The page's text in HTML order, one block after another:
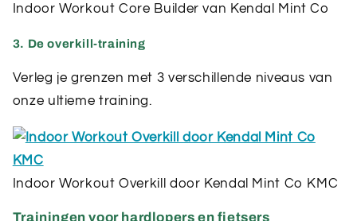
Indoor Workout Core Builder van Kendal Mint Co
3. De overkill-training
Verleg je grenzen met 3 verschillende niveaus van
onze ultieme training.
Indoor Workout Overkill door Kendal Mint Co KMC
Trainingen voor hardlopers en fietsers